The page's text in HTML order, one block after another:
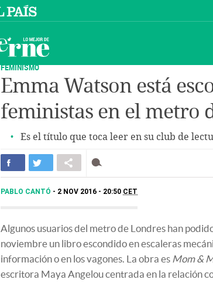
FEMINISMO
Emma Watson está
feministas en el metro
Es el título que toca leer en su club de
PABLO CANTÓ 2 NOV 2016 - 20:50 CET
Algunos usuarios del metro de Londres han
noviembre un libro escondido en escaleras
información o en los vagones. La obra es Mom &
escritora Maya Angelou centrada en la relación